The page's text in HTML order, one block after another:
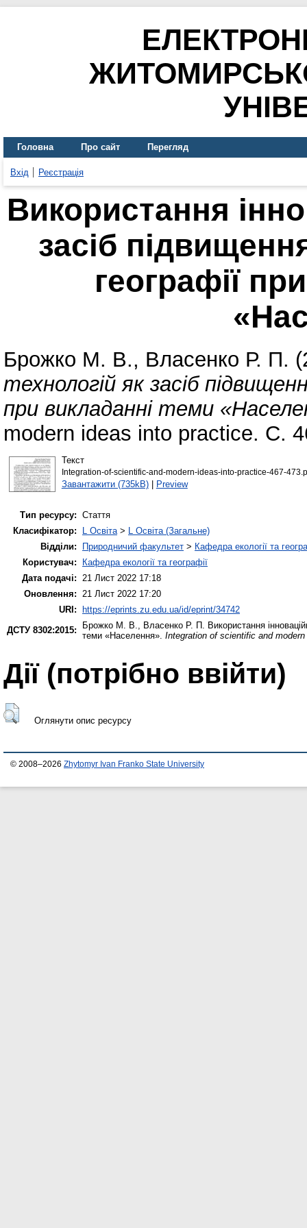
Головна Про сайт Перегляд
Вхід Реєстрація
Використання
засіб
географії
Брожко М. В., Власенко Р. П.
технологій як засіб
при викладанні теми
modern ideas into practice. С.
Текст
Integration-of-scientific-and-modern-ideas-into-practice-467-
Завантажити (735kB)| Preview
Тип ресурсу: Стаття
Класифікатор:
L Освіта> L Освіта (Загальне)
Відділи:
Природничий факультет > Кафедра екології та
Користувач:
Кафедра екології та географії
Дата подачі: 21 Лист 2022 17:18
Оновлення: 21 Лист 2022 17:20
URI:
https://eprints.zu.edu.ua/id/eprint/34742
ДСТУ 8302:2015:
Брожко М. В., Власенко Р. П. Використання
теми «Населення». Integration of scientific and
Дії ​​(потрібно ввійти)
Оглянути опис ресурсу
© 2008–2026 Zhytomyr Ivan Franko State University